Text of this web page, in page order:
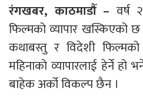
रंगखबर, काठमाडौँ – वर्ष
फिल्मको व्यापार खस्किएको
कथाबस्तु र विदेशी
महिनाको व्यापारलाई हेर्ने हो
बाहेक अर्को विकल्प छैन ।